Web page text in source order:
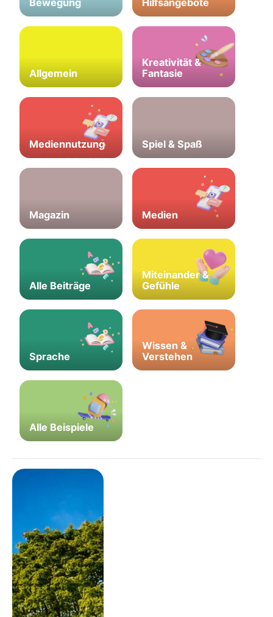
Allgemein
Kreativität &
Fantasie
Mediennutzung Spiel & Spaß
Magazin Medien
Alle Beiträge
Miteinander &
Gefühle
Sprache
Wissen &
Verstehen
Alle Beispiele